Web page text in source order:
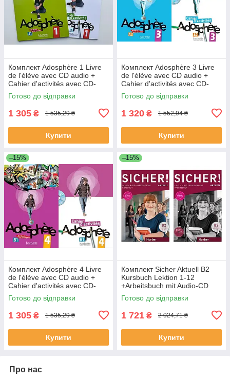
Комплект Adosphère 1 Livre
de l'élève avec CD audio +
Cahier d'activités avec CD-
ROM (оригинал)
Готово до відправки
1 305 ₴ 1 535,29 ₴
Купити
Комплект Adosphère 3 Livre
de l'élève avec CD audio +
Cahier d'activités avec CD-
ROM (оригинал)
Готово до відправки
1 320 ₴ 1 552,94 ₴
Купити
–15%
Комплект Adosphère 4 Livre
de l'élève avec CD audio +
Cahier d'activités avec CD-
ROM (оригинал)
Готово до відправки
1 305 ₴ 1 535,29 ₴
Купити
–15%
Комплект Sicher Aktuell B2
Kursbuch Lektion 1-12
+Arbeitsbuch mit Audio-CD
Lektion 1-12 (оригинал)
Готово до відправки
1 721 ₴ 2 024,71 ₴
Купити
Про нас